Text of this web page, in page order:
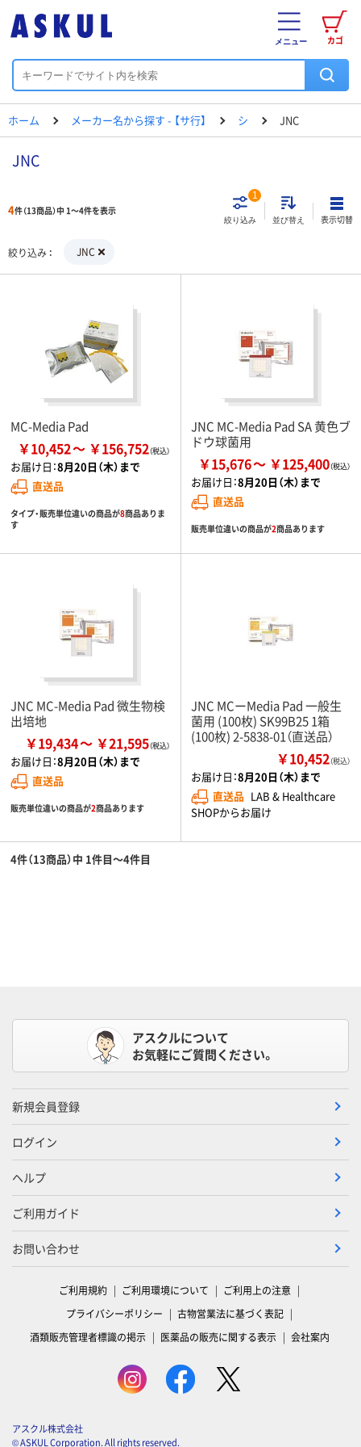
カゴ
メニュー
ホーム メーカー名から探す - 【サ行】 シ JNC
JNC
4件（13商品）中 1～4件を表示
絞り込み
1
並び替え 表示切替
絞り込み JNC
MC-Media Pad
￥10,452 ￥156,752
お届け日：8月20日（木）まで
直送品
タイプ・販売単位違いの商品が8商品ありま
す
JNC MC-Media Pad SA 黄色ブ
ドウ球菌用
￥15,676 ￥125,400
お届け日：8月20日（木）まで
直送品
販売単位違いの商品が2商品あります
JNC MC-Media Pad 微生物検
出培地
￥19,434 ￥21,595
お届け日：8月20日（木）まで
直送品
販売単位違いの商品が2商品あります
JNC MCーMedia Pad 一般生
菌用 (100枚) SK99B25 1箱
(100枚) 2-5838-01（直送品）
￥10,452（税込）
お届け日：8月20日（木）まで
直送品 LAB & Healthcare
SHOPからお届け
4件（13商品）中 1件目～4件目
アスクルについて
お気軽にご質問ください。
新規会員登録
ログイン
ヘルプ
ご利用ガイド
お問い合わせ
ご利用規約 ご利用環境について
ご利用上の注意
プライバシーポリシー
古物営業法に基づく表記
酒類販売管理者標識の掲示
医薬品の販売に関する表示 会社案内
アスクル株式会社
© ASKUL Corporation. All rights reserved.